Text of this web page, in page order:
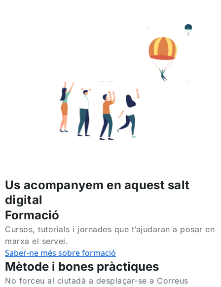
Us acompanyem en aquest salt
digital
Formació
Cursos, tutorials i jornades que t’ajudaran a posar en
marxa el servei.
Saber-ne més sobre formació
Mètode i bones pràctiques
No forceu al ciutadà a desplaçar-se a Correus